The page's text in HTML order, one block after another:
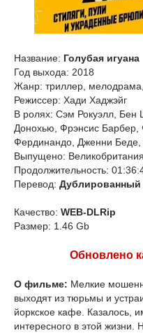
Название: Голубая игуана
Год выхода: 2018
Жанр: триллер,
Режиссер: Хади Хаджэйг
В ролях: Сэм Рокуэлл,
Донохью, Фрэнсис
Фердинандо, Дженни Беде,
Выпущено: Великобритания
Продолжительность:
Перевод: Дублированный
Качество: WEB-DLRip
Размер: 1.46 Gb
Обновлено
О фильме: Мелкие
выходят из тюрьмы и
йоркское кафе. Казалось,
интересного в этой жизни.